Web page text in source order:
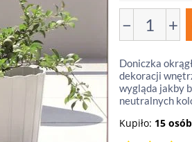
− +
Doniczka
dekoracji
wygląda jakby
neutralnych
Kupiło: 15 osób